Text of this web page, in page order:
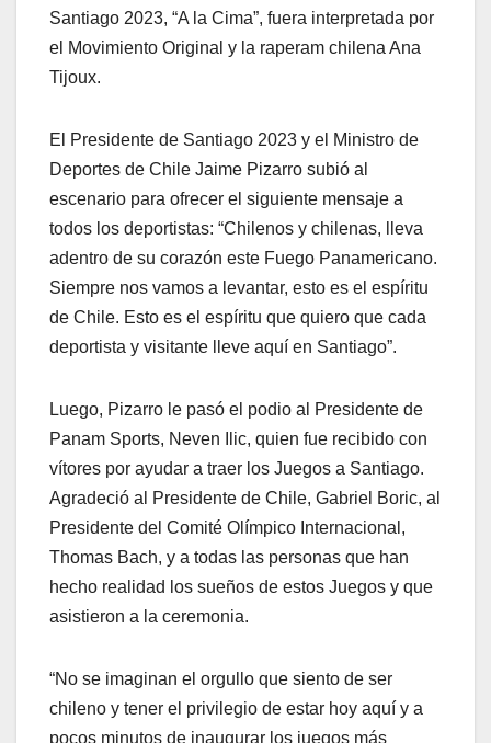
Santiago 2023, “A la Cima”, fuera interpretada por
el Movimiento Original y la raperam chilena Ana
Tijoux.
El Presidente de Santiago 2023 y el Ministro de
Deportes de Chile Jaime Pizarro subió al
escenario para ofrecer el siguiente mensaje a
todos los deportistas: “Chilenos y chilenas, lleva
adentro de su corazón este Fuego Panamericano.
Siempre nos vamos a levantar, esto es el espíritu
de Chile. Esto es el espíritu que quiero que cada
deportista y visitante lleve aquí en Santiago”.
Luego, Pizarro le pasó el podio al Presidente de
Panam Sports, Neven Ilic, quien fue recibido con
vítores por ayudar a traer los Juegos a Santiago.
Agradeció al Presidente de Chile, Gabriel Boric, al
Presidente del Comité Olímpico Internacional,
Thomas Bach, y a todas las personas que han
hecho realidad los sueños de estos Juegos y que
asistieron a la ceremonia.
“No se imaginan el orgullo que siento de ser
chileno y tener el privilegio de estar hoy aquí y a
pocos minutos de inaugurar los juegos más